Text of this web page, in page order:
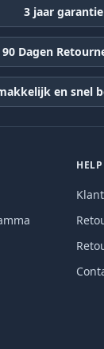
3 jaar garantie
90 Dagen
en snel
HELP